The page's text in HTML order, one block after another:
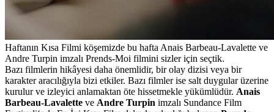
Haftanın Kısa Filmi köşemizde bu hafta Anais Barbeau-Lavalette ve
Andre Turpin imzalı Prends-Moi filmini sizler için seçtik.
Bazı filmlerin hikâyesi daha önemlidir, bir olay dizisi veya bir
karakter aracılığıyla bizi etkiler. Bazı filmler ise salt duygular üzerine
kurulur ve izleyici anlamaktan öte hissetmekle yükümlüdür. Anais
Barbeau-Lavalette ve Andre Turpin imzalı Sundance Film